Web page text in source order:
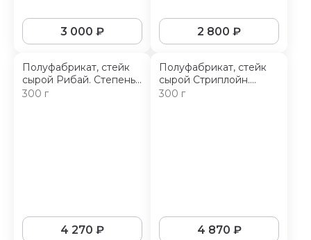
3 000 ₽ 2 800 ₽
Полуфабрикат, стейк
сырой Рибай. Степень
мраморности: Prime
300 г
4 270 ₽
Полуфабрикат, стейк
сырой Стриплойн.
Степень мраморности:
300 г
4 870 ₽